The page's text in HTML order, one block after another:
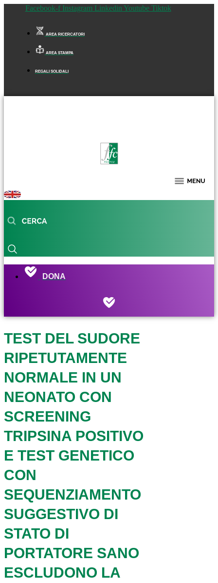
Facebook-f Instagram Linkedin Youtube Tiktok
AREA RICERCATORI
AREA STAMPA
REGALI SOLIDALI
DONA
TEST DEL SUDORE
RIPETUTAMENTE
NORMALE IN UN
NEONATO CON
SCREENING
TRIPSINA POSITIVO
E TEST GENETICO
CON
SEQUENZIAMENTO
SUGGESTIVO DI
STATO DI
PORTATORE SANO
ESCLUDONO LA